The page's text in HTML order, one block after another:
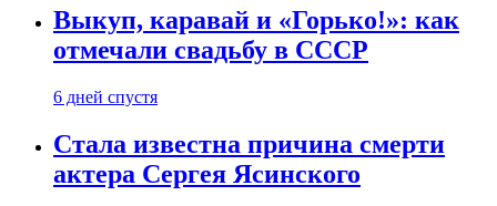
Выкуп, каравай и «Горько!»: как
отмечали свадьбу в СССР
6 дней спустя
Стала известна причина смерти
актера Сергея Ясинского